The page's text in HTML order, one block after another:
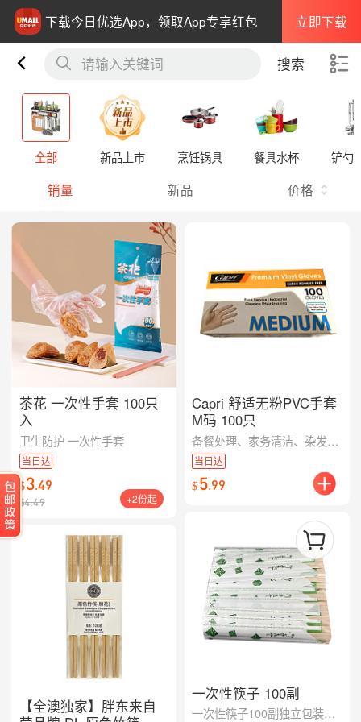
下载今日优选App，领取App专享红包 立即下载
请输入关键词 搜索
全部 新品上市 烹饪锅具 餐具水杯 铲勺
销量 新品 价格
茶花 一次性手套 100只
入
卫生防护 一次性手套
当日达
$3.49
$4.49 +2份起
【全澳独家】胖东来自
Capri 舒适无粉PVC手套
M码 100只
备餐处理、家务清洁、染发护理、宠物打理等多场景通用，干净省心更安心。
当日达
$5.99
一次性筷子 100副
一次性筷子100副独立包装，卫生安全适合外卖聚餐使用